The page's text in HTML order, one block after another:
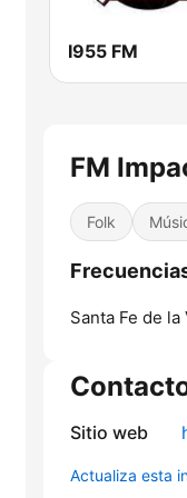
I955 FM
FM
Folk
Santa Fe de la
Sitio web
Actualiza esta